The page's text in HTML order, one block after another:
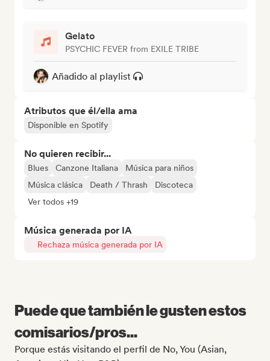
Gelato
PSYCHIC FEVER from EXILE TRIBE
Añadido al playlist
Atributos que él/ella ama
Disponible en Spotify
No quieren recibir...
Blues Canzone Italiana
Música para niños
Música clásica
Death / Thrash
Discoteca
Ver todos +19
Música generada por IA
Rechaza música generada por IA
Puede que también le gusten estos
comisarios/pros...
Porque estás visitando el perfil de No, You (Asian,